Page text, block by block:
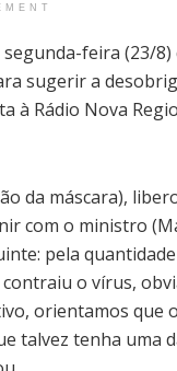
feira (23/
sugerir a
à Rádio Nova
da máscara),
com o ministro
pela
o vírus,
orientamos que
talvez tenha uma